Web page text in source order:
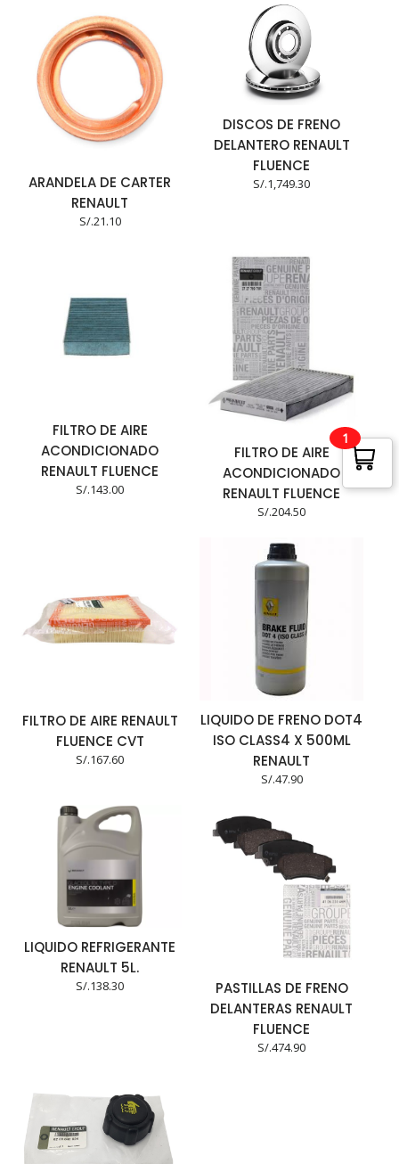
ARANDELA DE CARTER
RENAULT
S/.21.10
DISCOS DE FRENO
DELANTERO RENAULT
FLUENCE
S/.1,749.30
FILTRO DE AIRE
ACONDICIONADO
RENAULT FLUENCE
S/.143.00
FILTRO DE AIRE
ACONDICIONADO
RENAULT FLUENCE
S/.204.50
FILTRO DE AIRE RENAULT
FLUENCE CVT
S/.167.60
LIQUIDO DE FRENO DOT4
ISO CLASS4 X 500ML
RENAULT
S/.47.90
LIQUIDO REFRIGERANTE
RENAULT 5L.
S/.138.30
PASTILLAS DE FRENO
DELANTERAS RENAULT
FLUENCE
S/.474.90
1